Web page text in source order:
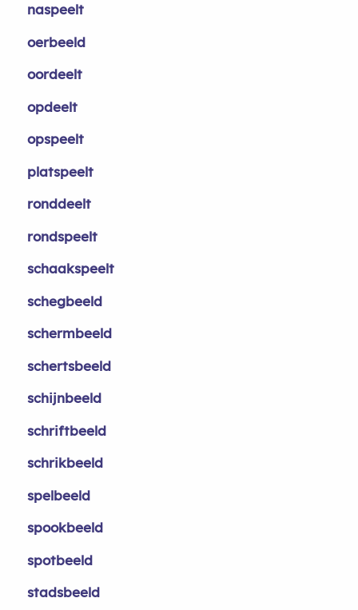
naspeelt
oerbeeld
oordeelt
opdeelt
opspeelt
platspeelt
ronddeelt
rondspeelt
schaakspeelt
schegbeeld
schermbeeld
schertsbeeld
schijnbeeld
schriftbeeld
schrikbeeld
spelbeeld
spookbeeld
spotbeeld
stadsbeeld